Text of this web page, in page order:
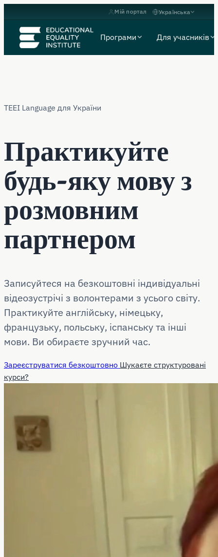
Мій портал Українська
Програми Для учасників
TEEI Language для України
Практикуйте
будь-яку мову з
розмовним
партнером
Записуйтеся на безкоштовні індивідуальні
відеозустрічі з волонтерами з усього світу.
Практикуйте англійську, німецьку,
французьку, польську, іспанську та інші
мови. Ви обираєте зручний час.
Зареєструватися безкоштовно Шукаєте структуровані
курси?